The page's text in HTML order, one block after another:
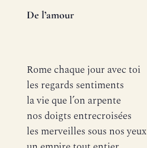
De l’amour
Rome chaque jour avec toi
les regards sentiments
la vie que l’on arpente
nos doigts entrecroisées
les merveilles sous nos yeux